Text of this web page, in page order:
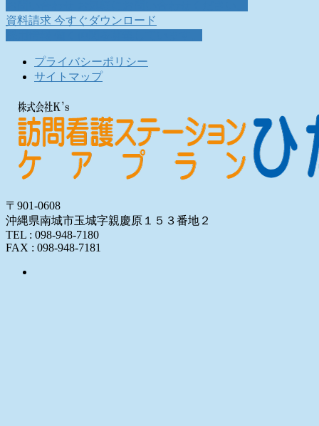
資料請求 今すぐダウンロード
プライバシーポリシー
サイトマップ
〒901-0608
沖縄県南城市玉城字親慶原１５３番地２
TEL : 098-948-7180
FAX : 098-948-7181